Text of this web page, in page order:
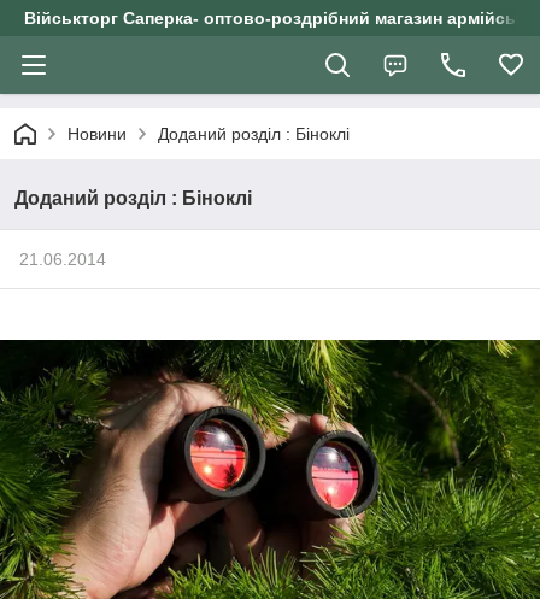
Військторг Саперка- оптово-роздрібний магазин
Новини Доданий розділ : Біноклі
Доданий розділ : Біноклі
21.06.2014